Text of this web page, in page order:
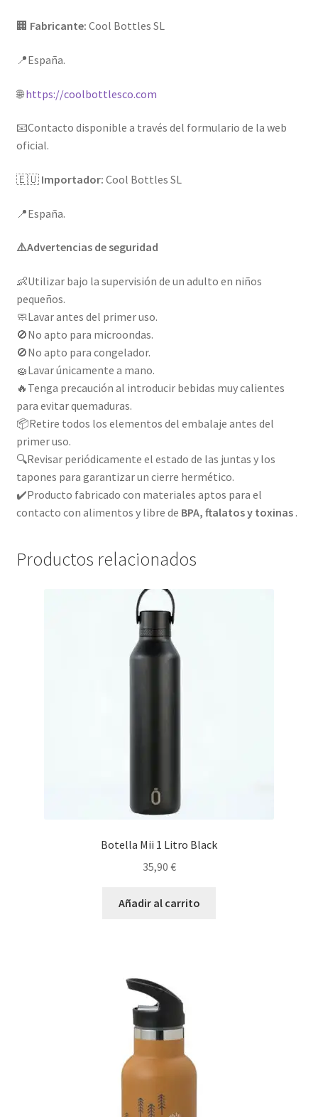
🏢 Fabricante: Cool Bottles SL
📍España.
🌐https://coolbottlesco.com
📧Contacto disponible a través del formulario de la web
oficial.
🇪🇺 Importador: Cool Bottles SL
📍España.
⚠️Advertencias de seguridad
👶Utilizar bajo la supervisión de un adulto en niños
pequeños.
🧼Lavar antes del primer uso.
🚫No apto para microondas.
🚫No apto para congelador.
🧽Lavar únicamente a mano.
🔥 Tenga precaución al introducir bebidas muy calientes
para evitar quemaduras.
📦Retire todos los elementos del embalaje antes del
primer uso.
🔍Revisar periódicamente el estado de las juntas y los
tapones para garantizar un cierre hermético.
✔️Producto fabricado con materiales aptos para el
contacto con alimentos y libre de BPA, ftalatos y toxinas.
Productos relacionados
Botella Mii 1 Litro Black
35,90 €
Añadir al carrito